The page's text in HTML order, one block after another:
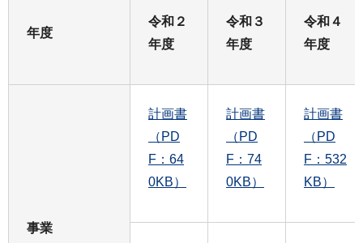
年度
令和２
年度
令和３
年度
令和４
年度
事業
計画書
（PD
F：64
0KB）
計画書
（PD
F：74
0KB）
計画書
（PD
F：532
KB）